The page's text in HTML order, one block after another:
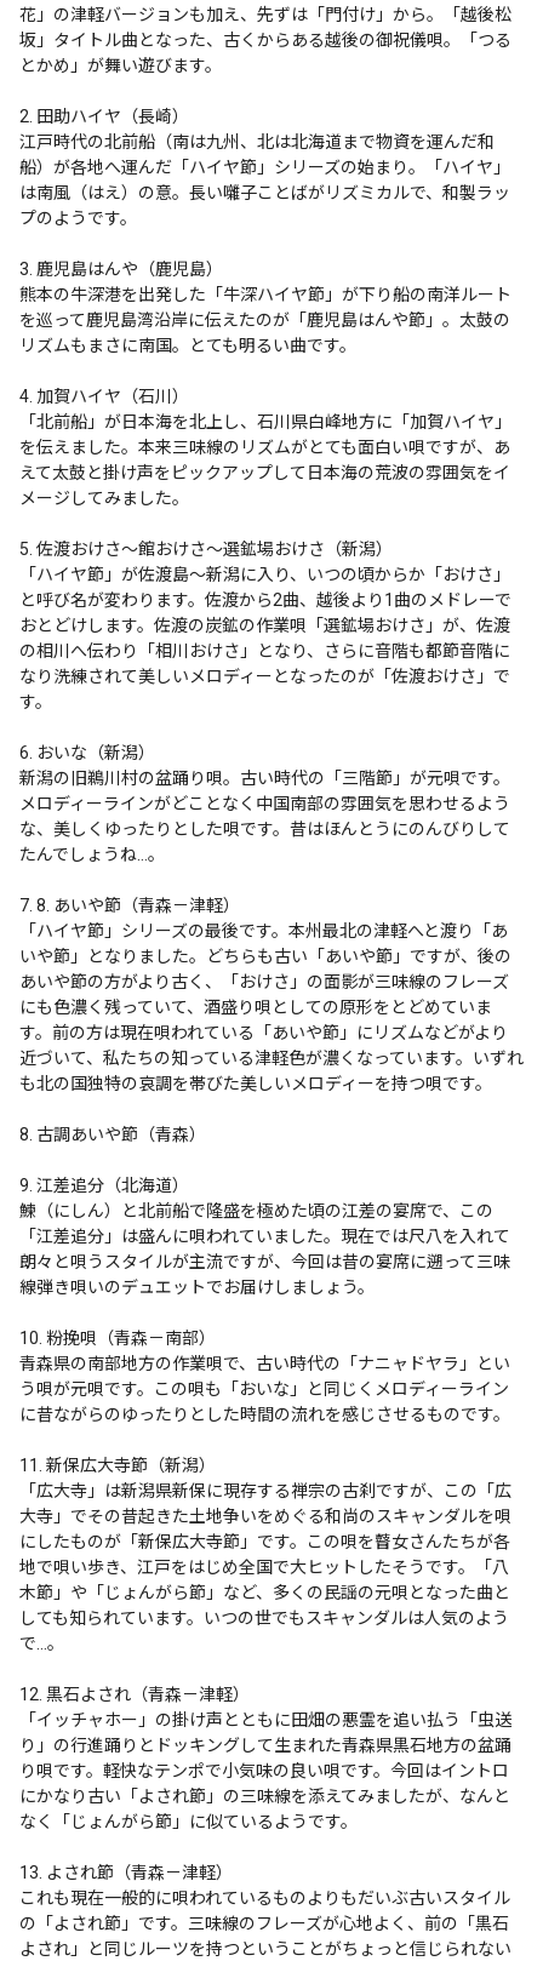
花」の津軽バージョンも加え、先ずは「門付け」から。「越後松
坂」タイトル曲となった、古くからある越後の御祝儀唄。「つる
とかめ」が舞い遊びます。
2. 田助ハイヤ（長崎）
江戸時代の北前船（南は九州、北は北海道まで物資を運んだ和
船）が各地へ運んだ「ハイヤ節」シリーズの始まり。「ハイヤ」
は南風（はえ）の意。長い囃子ことばがリズミカルで、和製ラッ
プのようです。
3. 鹿児島はんや（鹿児島）
熊本の牛深港を出発した「牛深ハイヤ節」が下り船の南洋ルート
を巡って鹿児島湾沿岸に伝えたのが「鹿児島はんや節」。太鼓の
リズムもまさに南国。とても明るい曲です。
4. 加賀ハイヤ（石川）
「北前船」が日本海を北上し、石川県白峰地方に「加賀ハイヤ」
を伝えました。本来三味線のリズムがとても面白い唄ですが、あ
えて太鼓と掛け声をピックアップして日本海の荒波の雰囲気をイ
メージしてみました。
5. 佐渡おけさ～館おけさ～選鉱場おけさ（新潟）
「ハイヤ節」が佐渡島～新潟に入り、いつの頃からか「おけさ」
と呼び名が変わります。佐渡から2曲、越後より1曲のメドレーで
おとどけします。佐渡の炭鉱の作業唄「選鉱場おけさ」が、佐渡
の相川へ伝わり「相川おけさ」となり、さらに音階も都節音階に
なり洗練されて美しいメロディーとなったのが「佐渡おけさ」で
す。
6. おいな（新潟）
新潟の旧鵜川村の盆踊り唄。古い時代の「三階節」が元唄です。
メロディーラインがどことなく中国南部の雰囲気を思わせるよう
な、美しくゆったりとした唄です。昔はほんとうにのんびりして
たんでしょうね…。
7. 8. あいや節（青森－津軽）
「ハイヤ節」シリーズの最後です。本州最北の津軽へと渡り「あ
いや節」となりました。どちらも古い「あいや節」ですが、後の
あいや節の方がより古く、「おけさ」の面影が三味線のフレーズ
にも色濃く残っていて、酒盛り唄としての原形をとどめていま
す。前の方は現在唄われている「あいや節」にリズムなどがより
近づいて、私たちの知っている津軽色が濃くなっています。いずれ
も北の国独特の哀調を帯びた美しいメロディーを持つ唄です。
8. 古調あいや節（青森）
9. 江差追分（北海道）
鰊（にしん）と北前船で隆盛を極めた頃の江差の宴席で、この
「江差追分」は盛んに唄われていました。現在では尺八を入れて
朗々と唄うスタイルが主流ですが、今回は昔の宴席に遡って三味
線弾き唄いのデュエットでお届けしましょう。
10. 粉挽唄（青森－南部）
青森県の南部地方の作業唄で、古い時代の「ナニャドヤラ」とい
う唄が元唄です。この唄も「おいな」と同じくメロディーライン
に昔ながらのゆったりとした時間の流れを感じさせるものです。
11. 新保広大寺節（新潟）
「広大寺」は新潟県新保に現存する禅宗の古刹ですが、この「広
大寺」でその昔起きた土地争いをめぐる和尚のスキャンダルを唄
にしたものが「新保広大寺節」です。この唄を瞽女さんたちが各
地で唄い歩き、江戸をはじめ全国で大ヒットしたそうです。「八
木節」や「じょんがら節」など、多くの民謡の元唄となった曲と
しても知られています。いつの世でもスキャンダルは人気のよう
で…。
12. 黒石よされ（青森－津軽）
「イッチャホー」の掛け声とともに田畑の悪霊を追い払う「虫送
り」の行進踊りとドッキングして生まれた青森県黒石地方の盆踊
り唄です。軽快なテンポで小気味の良い唄です。今回はイントロ
にかなり古い「よされ節」の三味線を添えてみましたが、なんと
なく「じょんがら節」に似ているようです。
13. よされ節（青森－津軽）
これも現在一般的に唄われているものよりもだいぶ古いスタイル
の「よされ節」です。三味線のフレーズが心地よく、前の「黒石
よされ」と同じルーツを持つということがちょっと信じられない